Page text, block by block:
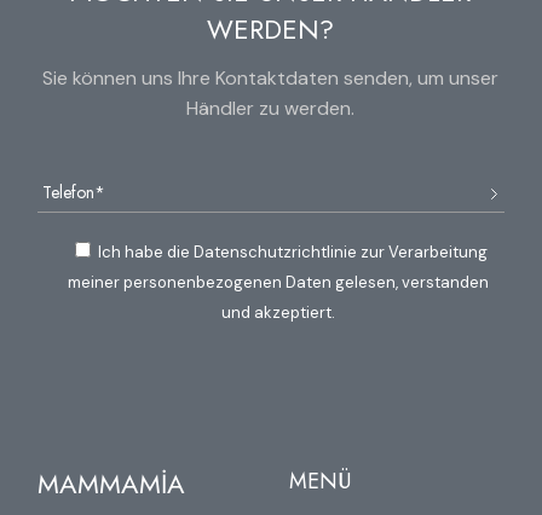
WERDEN?
Sie können uns Ihre Kontaktdaten senden, um unser
Händler zu werden.
Ich habe die Datenschutzrichtlinie zur Verarbeitung
meiner personenbezogenen Daten gelesen, verstanden
und akzeptiert.
MAMMAMİA MENÜ